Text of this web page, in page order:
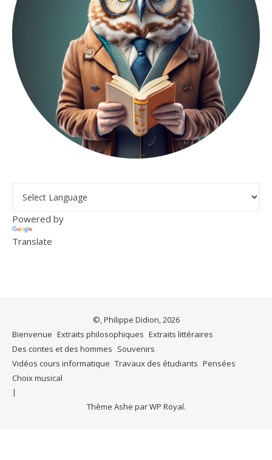
Powered by
Translate
©, Philippe Didion, 2026
Bienvenue Extraits philosophiques Extraits littéraires
Des contes et des hommes Souvenirs
Vidéos cours informatique Travaux des étudiants Pensées
Choix musical
Thème Ashe parWP Royal.